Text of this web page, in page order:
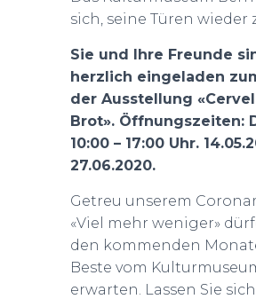
sich, seine Türen wieder
Sie und Ihre Freunde
herzlich eingeladen
der Ausstellung
Brot». Öffnungszeiten:
10:00 – 17:00 Uhr.
27.06.2020.
Getreu unserem
«Viel mehr weniger»
den kommenden
Beste vom
erwarten. Lassen Sie sich